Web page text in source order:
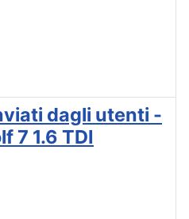
dagli utenti -
7 1.6 TDI